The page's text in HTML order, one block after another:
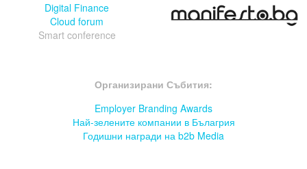
Digital Finance
Cloud forum
Smart conference
Организирани Събития:
Employer Branding Awards
Най-зелените компании в Бълагрия
Годишни награди на b2b Media